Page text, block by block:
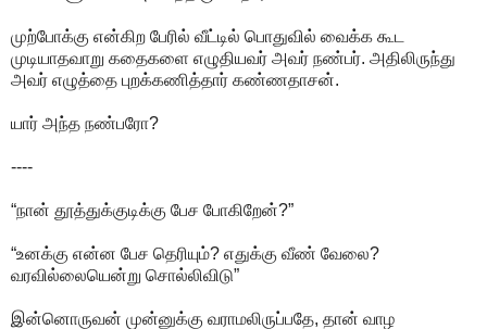
முற்போக்கு என்கிற பேரில் வீட்டில் பொதுவில் வைக்க கூட
முடியாதவாறு கதைகளை எழுதியவர் அவர் நண்பர். அதிலிருந்து
அவர் எழுத்தை புறக்கணித்தார் கண்ணதாசன்.
யார் அந்த நண்பரோ?
----
“நான் தூத்துக்குடிக்கு பேச போகிறேன்?”
“உனக்கு என்ன பேச தெரியும்? எதுக்கு வீண் வேலை?
வரவில்லையென்று சொல்லிவிடு”
இன்னொருவன் முன்னுக்கு வராமலிருப்பதே, தான் வாழ